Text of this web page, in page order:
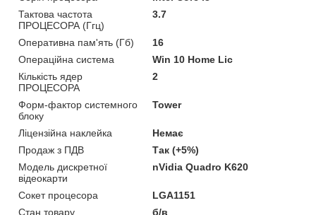
Тактова частота
ПРОЦЕСОРА (Ггц)
3.7
Оперативна пам'ять (Гб)
16
Операційна система
Win 10 Home Lic
Кількість ядер
ПРОЦЕСОРА
2
Форм-фактор системного
блоку
Tower
Ліцензійна наклейка
Немає
Продаж з ПДВ
Так (+5%)
Модель дискретної
відеокарти
nVidia Quadro K620
Сокет процесора
LGA1151
Стан товару
б/в